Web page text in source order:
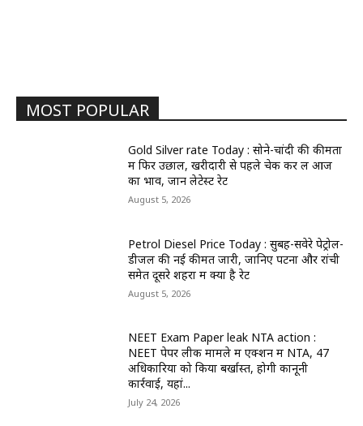
MOST POPULAR
Gold Silver rate Today : सोने-चांदी की कीमतों
में फिर उछाल, खरीदारी से पहले चेक कर लें आज
का भाव, जानें लेटेस्ट रेट
August 5, 2026
Petrol Diesel Price Today : सुबह-सवेरे पेट्रोल-
डीजल की नई कीमतें जारी, जानिए पटना और रांची
समेत दूसरे शहरों में क्या है रेट
August 5, 2026
NEET Exam Paper leak NTA action :
NEET पेपर लीक मामले में एक्शन में NTA, 47
अधिकारियों को किया बर्खास्त, होगी कानूनी
कार्रवाई, यहां...
July 24, 2026